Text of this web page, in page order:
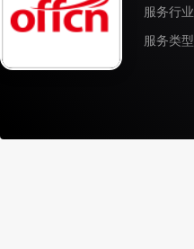
服务行业
服务类型